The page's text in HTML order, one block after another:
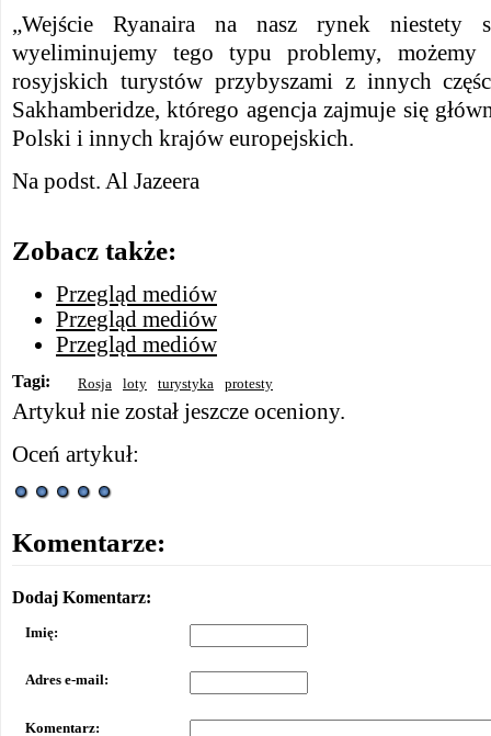
„Wejście Ryanaira na nasz rynek niestety
wyeliminujemy tego typu problemy, możemy
rosyjskich turystów przybyszami z innych
Sakhamberidze, którego agencja zajmuje się
Polski i innych krajów europejskich.
Na podst. Al Jazeera
Zobacz także:
Przegląd mediów
Przegląd mediów
Przegląd mediów
Tagi: Rosja loty turystyka protesty
Artykuł nie został jeszcze oceniony.
Oceń artykuł:
Komentarze:
Dodaj Komentarz:
Imię:
Adres e-mail:
Komentarz: